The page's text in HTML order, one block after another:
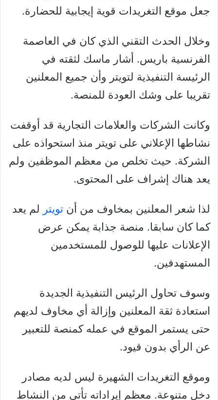
جعل موقع التغريدات قوية إيجابية للحضارة.
وخلال الحدث التقني الذي كان في العاصمة
الفرنسية باريس. أشار ماسك لثقته في
الرئيسة التنفيذية لتويتر وأن جميع المعلنين
تقريبا على وشك العودة للمنصة.
وكانت الشركات والعلامات التجارية قد أوقفت
نشاطها الإعلاني على تويتر منذ استحواذه على
الشركة. حيث تخلص من معظم الموظفين ولم
يعد هناك إشراف على المحتوى.
لذا شعر المعلنين بمخاوف من أن تويتر لم يعد
كما كان سابقا. منصة جذابة يمكن عرض
الإعلانات عليها للوصول للمستخدمين
المستهدفين.
وسوف تحاول الرئيس التنفيذية الجديدة
استعادة ثقة المعلنين وإزالة أي مخاوف لديهم
حتى يستمر الموقع في عمله كمنصة للتعبير
عن الرأي بدون قيود.
وموقع التغريدات الشهيرة ليس لديه مصادر
دخل متنوعة. معظم إيراداته تأتي من النشاط